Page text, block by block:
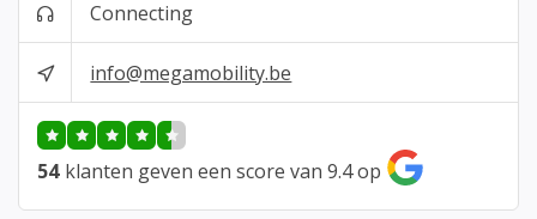
Connecting
info@megamobility.be
54 klanten geven een score van 9.4 op